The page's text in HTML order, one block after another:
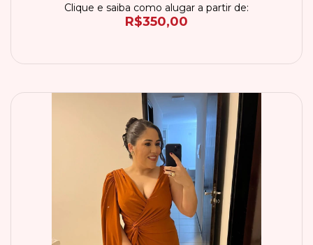
Clique e saiba como alugar a partir de:
R$350,00